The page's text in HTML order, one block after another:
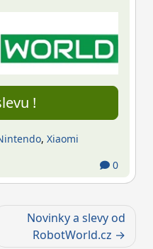
!
, Xiaomi
0
Novinky a slevy od
RobotWorld.cz